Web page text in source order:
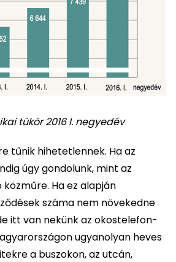
tükör 2016 I. negyedév
tűnik hihetetlennek. Ha az
úgy gondolunk, mint az
Ha ez alapján
száma nem növekedne
itt van nekünk az okostelefon-
ugyanolyan heves
a buszokon, az utcán,